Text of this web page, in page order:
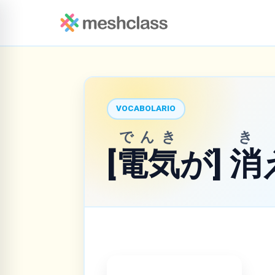
VOCABOLARIO
[電気
でんき
が] 消
き